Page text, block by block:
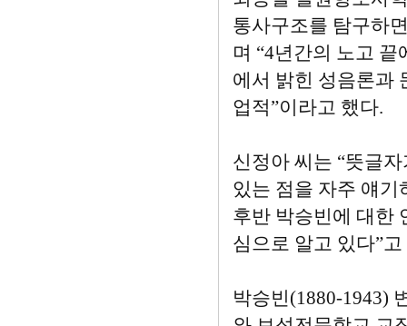
통사구조를 탐구하
며 “4년간의 노고
에서 밝힌 성음론과
업적”이라고 했다.
신정아 씨는 “뜻글
있는 점을 자주 얘기
후반 박승빈에 대한
심으로 알고 있다”
박승빈(1880-1943)